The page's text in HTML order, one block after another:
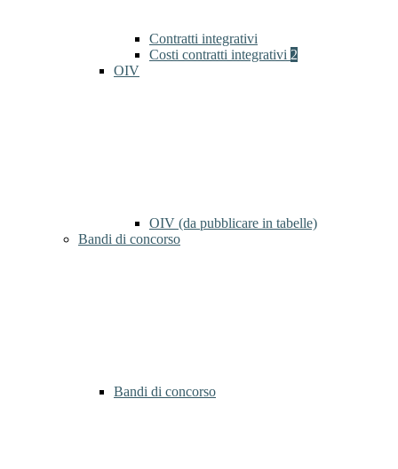
Contratti integrativi
Costi contratti integrativi 2
OIV
OIV (da pubblicare in tabelle)
Bandi di concorso
Bandi di concorso